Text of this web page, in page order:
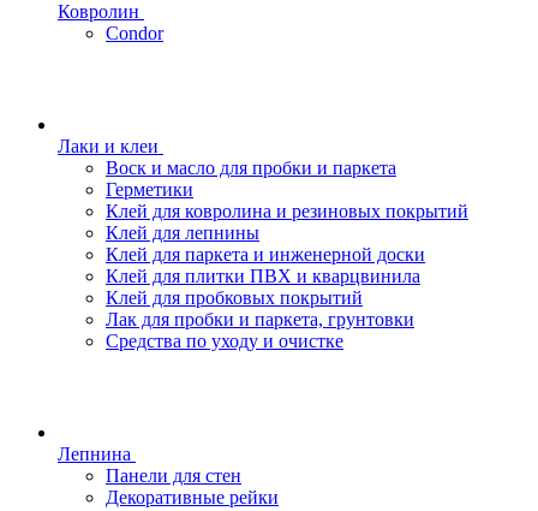
Ковролин
Condor
Лаки и клеи
Воск и масло для пробки и паркета
Герметики
Клей для ковролина и резиновых покрытий
Клей для лепнины
Клей для паркета и инженерной доски
Клей для плитки ПВХ и кварцвинила
Клей для пробковых покрытий
Лак для пробки и паркета, грунтовки
Средства по уходу и очистке
Лепнина
Панели для стен
Декоративные рейки